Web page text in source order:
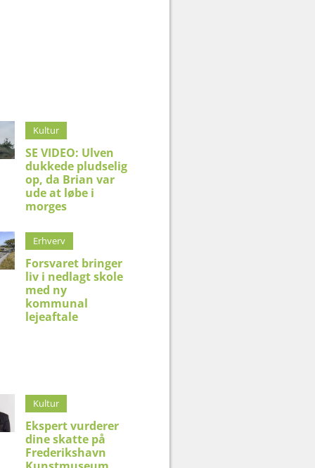
Kultur
SE VIDEO: Ulven
dukkede pludselig
op, da Brian var
ude at løbe i
morges
Erhverv
Forsvaret bringer
liv i nedlagt skole
med ny
kommunal
lejeaftale
Kultur
Ekspert vurderer
dine skatte på
Frederikshavn